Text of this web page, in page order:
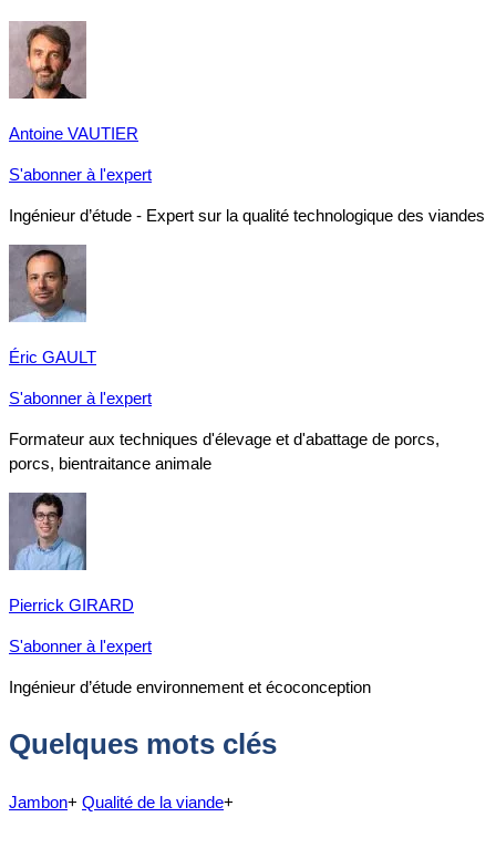
Antoine VAUTIER
S'abonner à l'expert
Ingénieur d’étude - Expert sur la qualité technologique des viandes
Éric GAULT
S'abonner à l'expert
Formateur aux techniques d'élevage et d'abattage de porcs,
porcs, bientraitance animale
Pierrick GIRARD
S'abonner à l'expert
Ingénieur d’étude environnement et écoconception
Quelques mots clés
Jambon+ Qualité de la viande+